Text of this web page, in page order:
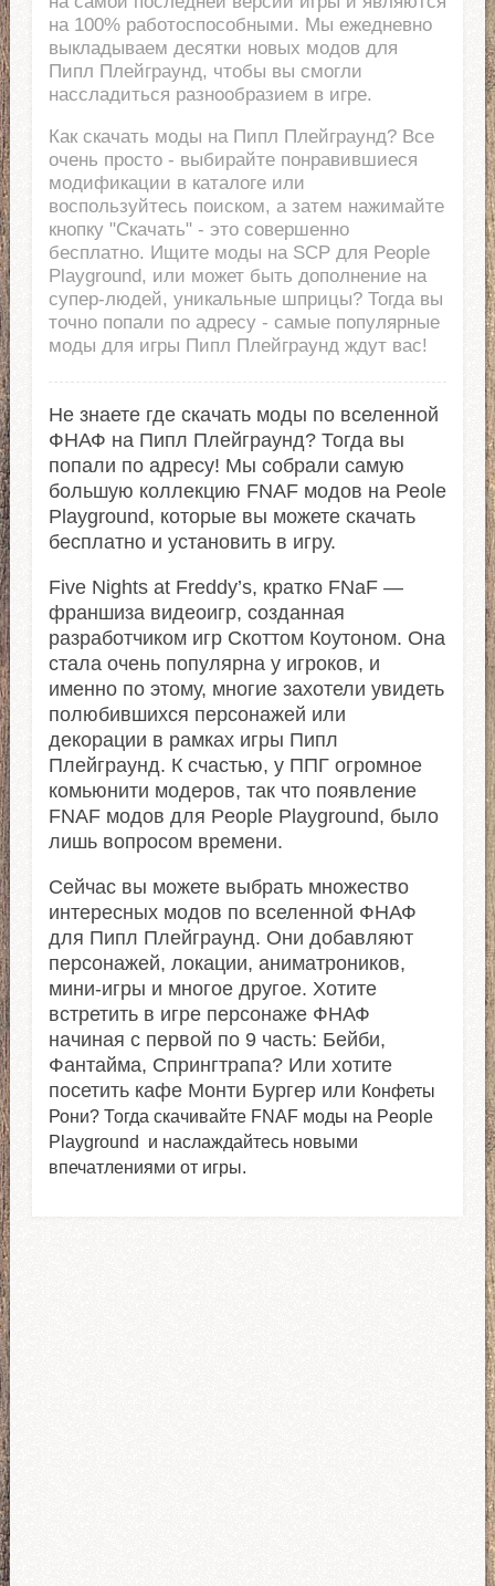
на 100% работоспособными. Мы ежедневно
выкладываем десятки новых модов для
Пипл Плейграунд, чтобы вы смогли
нассладиться разнообразием в игре.
Как скачать моды на Пипл Плейграунд? Все
очень просто - выбирайте понравившиеся
модификации в каталоге или
воспользуйтесь поиском, а затем нажимайте
кнопку "Скачать" - это совершенно
бесплатно. Ищите моды на SCP для People
Playground, или может быть дополнение на
супер-людей, уникальные шприцы? Тогда вы
точно попали по адресу - самые популярные
моды для игры Пипл Плейграунд ждут вас!
Не знаете где скачать моды по вселенной
ФНАФ на Пипл Плейграунд? Тогда вы
попали по адресу! Мы собрали самую
большую коллекцию FNAF модов на Peole
Playground, которые вы можете скачать
бесплатно и установить в игру.
Five Nights at Freddy’s, кратко FNaF —
франшиза видеоигр, созданная
разработчиком игр Скоттом Коутоном. Она
стала очень популярна у игроков, и
именно по этому, многие захотели увидеть
полюбившихся персонажей или
декорации в рамках игры Пипл
Плейграунд. К счастью, у ППГ огромное
комьюнити модеров, так что появление
FNAF модов для People Playground, было
лишь вопросом времени.
Сейчас вы можете выбрать множество
интересных модов по вселенной ФНАФ
для Пипл Плейграунд. Они добавляют
персонажей, локации, аниматроников,
мини-игры и многое другое. Хотите
встретить в игре персонаже ФНАФ
начиная с первой по 9 часть: Бейби,
Фантайма, Спрингтрапа? Или хотите
посетить кафе Монти Бургер или Конфеты
Рони? Тогда скачивайте FNAF моды на People
Playground и наслаждайтесь новыми
впечатлениями от игры.